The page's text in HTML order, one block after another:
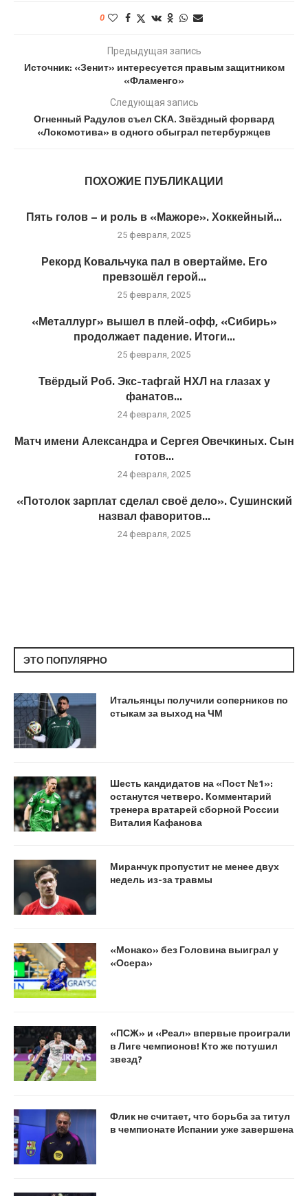
0
Предыдущая запись
Источник: «Зенит» интересуется правым защитником
«Фламенго»
Следующая запись
Огненный Радулов съел СКА. Звёздный форвард
«Локомотива» в одного обыграл петербуржцев
ПОХОЖИЕ ПУБЛИКАЦИИ
Пять голов – и роль в «Мажоре». Хоккейный...
25 февраля, 2025
Рекорд Ковальчука пал в овертайме. Его
превзошёл герой...
25 февраля, 2025
«Металлург» вышел в плей-офф, «Сибирь»
продолжает падение. Итоги...
25 февраля, 2025
Твёрдый Роб. Экс-тафгай НХЛ на глазах у
фанатов...
24 февраля, 2025
Матч имени Александра и Сергея Овечкиных. Сын
готов...
24 февраля, 2025
«Потолок зарплат сделал своё дело». Сушинский
назвал фаворитов...
24 февраля, 2025
ЭТО ПОПУЛЯРНО
Итальянцы получили соперников по
стыкам за выход на ЧМ
Шесть кандидатов на «Пост №1»:
останутся четверо. Комментарий
тренера вратарей сборной России
Виталия Кафанова
Миранчук пропустит не менее двух
недель из-за травмы
«Монако» без Головина выиграл у
«Осера»
«ПСЖ» и «Реал» впервые проиграли
в Лиге чемпионов! Кто же потушил
звезд?
Флик не считает, что борьба за титул
в чемпионате Испании уже завершена